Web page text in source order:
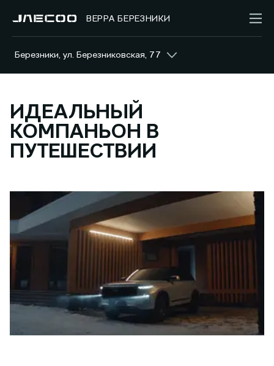
ВЕРРА БЕРЕЗНИКИ
Березники, ул. Березниковская, 77
ИДЕАЛЬНЫЙ
КОМПАНЬОН В
ПУТЕШЕСТВИИ